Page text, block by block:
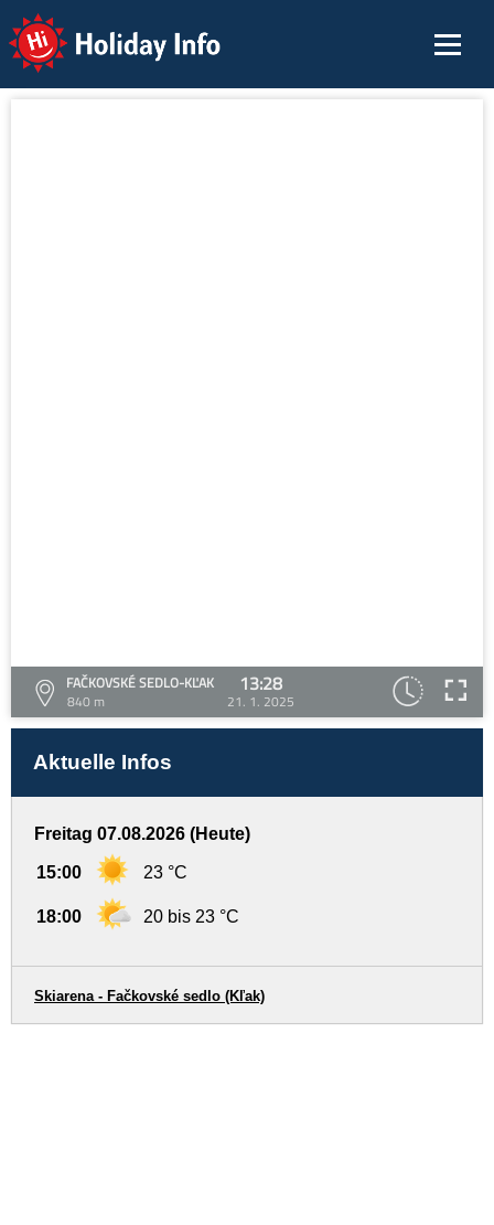
Holiday Info
FAČKOVSKÉ SEDLO-KĽAK
840 m
13:28
21. 1. 2025
Aktuelle Infos
Freitag 07.08.2026 (Heute)
15:00 23 °C
18:00 20 bis 23 °C
Skiarena - Fačkovské sedlo (Kľak)